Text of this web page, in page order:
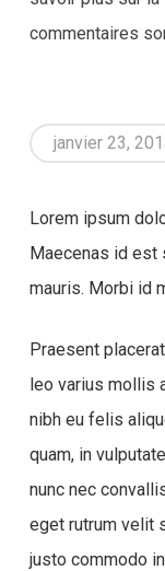
commentaires
janvier 23,
Lorem ipsum
Maecenas id est
mauris. Morbi id
Praesent
leo varius mollis
nibh eu felis
quam, in
nunc nec
eget rutrum velit
justo commodo